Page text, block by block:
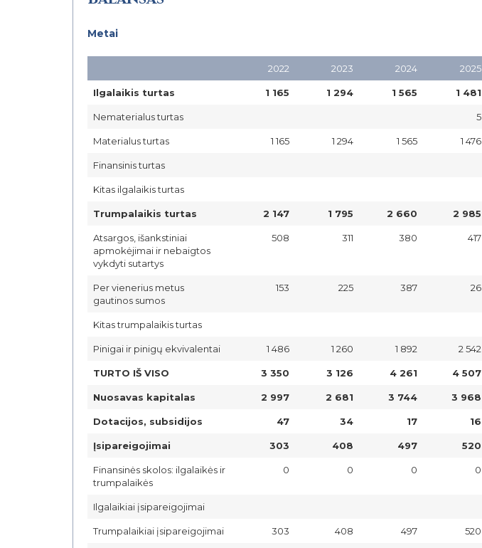
Metai
2022 2023 2024 2025
Ilgalaikis turtas 1 165 1 294 1 565 1 481
Nematerialus turtas 5
Materialus turtas 1 165 1 294 1 565 1 476
Finansinis turtas
Kitas ilgalaikis turtas
Trumpalaikis turtas 2 147 1 795 2 660 2 985
Atsargos, išankstiniai
apmokėjimai ir nebaigtos
vykdyti sutartys
508 311 380 417
Per vienerius metus
gautinos sumos
153 225 387 26
Kitas trumpalaikis turtas
Pinigai ir pinigų ekvivalentai 1 486 1 260 1 892 2 542
TURTO IŠ VISO 3 350 3 126 4 261 4 507
Nuosavas kapitalas 2 997 2 681 3 744 3 968
Dotacijos, subsidijos 47 34 17 16
Įsipareigojimai 303 408 497 520
Finansinės skolos: ilgalaikės ir
trumpalaikės
0 0 0 0
Ilgalaikiai įsipareigojimai
Trumpalaikiai įsipareigojimai 303 408 497 520